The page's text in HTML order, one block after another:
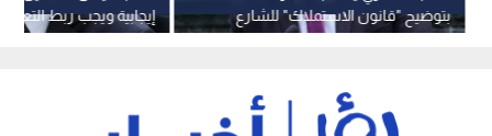
إيجابية ويجب ربط
السوقية الحقيقية
بتوضيح "قانون الاستملاك" للشارع
ويلمح للاستقالة